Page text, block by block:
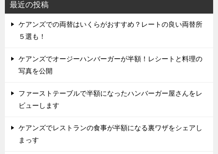
最近の投稿
ケアンズでの両替はいくらがおすすめ？レートの良い両替所
５選も！
ケアンズでオージーハンバーガーが半額！レシートと料理の
写真を公開
ファーストテーブルで半額になったハンバーガー屋さんをレ
ビューします
ケアンズでレストランの食事が半額になる裏ワザをシェアし
まっす